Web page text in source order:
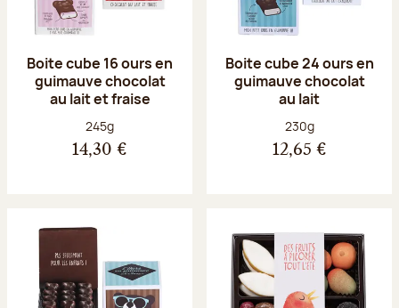
Boite cube 16 ours en
guimauve chocolat
au lait et fraise
Poids net :
245g
14,30 €
Boite cube 24 ours en
guimauve chocolat
au lait
Poids net :
230g
12,65 €